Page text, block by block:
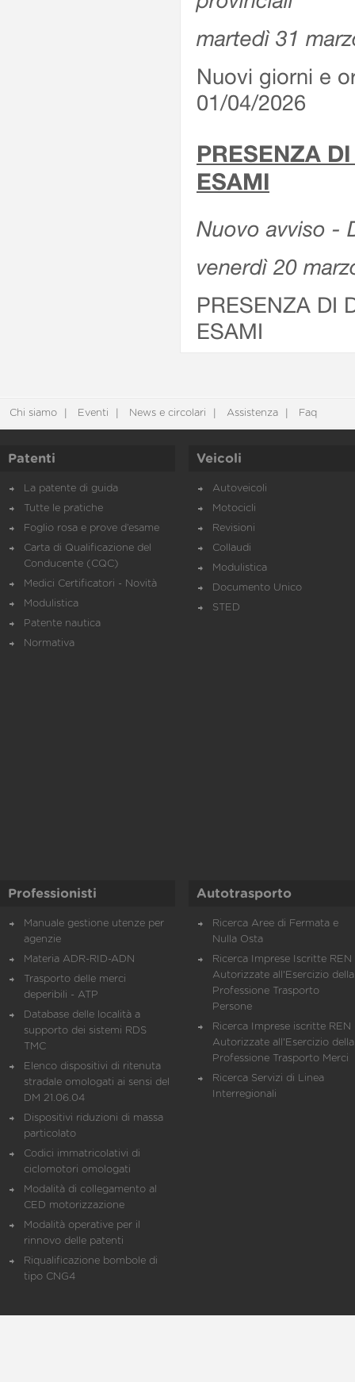
martedì 31
Nuovi giorni e
01/04/2026
PRESENZA
ESAMI
Nuovo avviso -
venerdì 20
PRESENZA DI
ESAMI
Chi siamo Eventi News e circolari Assistenza Faq
Patenti
La patente di guida
Tutte le pratiche
Foglio rosa e prove d’esame
Carta di Qualificazione del
Conducente (CQC)
Medici Certificatori - Novità
Modulistica
Patente nautica
Normativa
Veicoli
Autoveicoli
Motocicli
Revisioni
Collaudi
Modulistica
Documento Unico
STED
Professionisti
Manuale gestione utenze per
agenzie
Materia ADR-RID-ADN
Trasporto delle merci
deperibili - ATP
Database delle località a
supporto dei sistemi RDS
TMC
Elenco dispositivi di ritenuta
stradale omologati ai sensi del
DM 21.06.04
Dispositivi riduzioni di massa
particolato
Codici immatricolativi di
ciclomotori omologati
Modalità di collegamento al
CED motorizzazione
Modalità operative per il
rinnovo delle patenti
Riqualificazione bombole di
tipo CNG4
Autotrasporto
Ricerca Aree di Fermata e
Nulla Osta
Ricerca Imprese Iscritte REN
Autorizzate all'Esercizio della
Professione Trasporto
Persone
Ricerca Imprese iscritte REN
Autorizzate all'Esercizio della
Professione Trasporto Merci
Ricerca Servizi di Linea
Interregionali